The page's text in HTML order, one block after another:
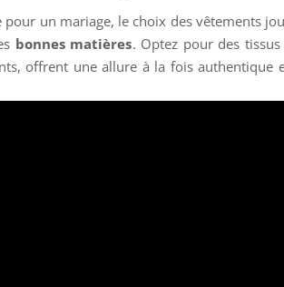
pour un mariage, le choix des vêtements
bonnes matières. Optez pour des
offrent une allure à la fois